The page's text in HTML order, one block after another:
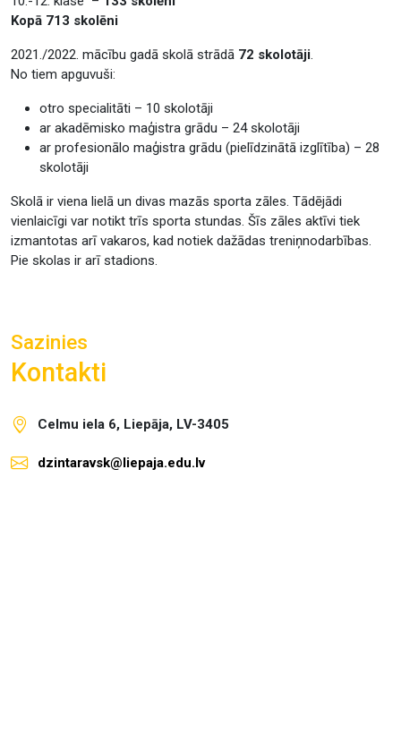
Kopā 713 skolēni
2021./2022. mācību gadā skolā strādā 72 skolotāji.
No tiem apguvuši:
otro specialitāti – 10 skolotāji
ar akadēmisko maģistra grādu – 24 skolotāji
ar profesionālo maģistra grādu (pielīdzinātā izglītība) – 28
skolotāji
Skolā ir viena lielā un divas mazās sporta zāles. Tādējādi
vienlaicīgi var notikt trīs sporta stundas. Šīs zāles aktīvi tiek
izmantotas arī vakaros, kad notiek dažādas treniņnodarbības.
Pie skolas ir arī stadions.
Sazinies
Kontakti
Celmu iela 6, Liepāja, LV-3405
dzintaravsk@liepaja.edu.lv